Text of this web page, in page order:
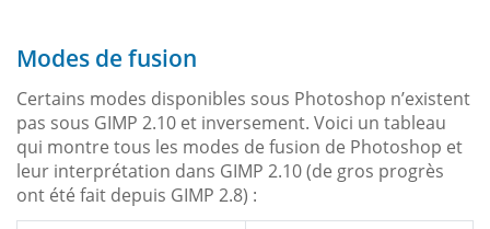
Modes de fusion
Certains modes disponibles sous Photoshop n’existent
pas sous GIMP 2.10 et inversement. Voici un tableau
qui montre tous les modes de fusion de Photoshop et
leur interprétation dans GIMP 2.10 (de gros progrès
ont été fait depuis GIMP 2.8) :